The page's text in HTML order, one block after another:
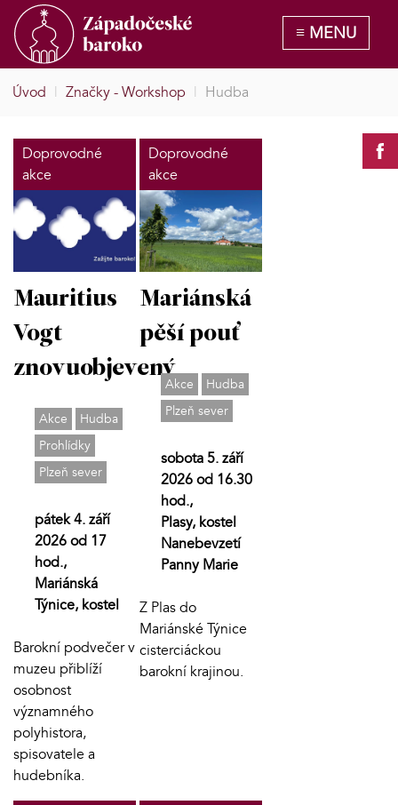
Úvod | Značky - Workshop | Hudba
Doprovodné
akce
Mauritius
Vogt
znovuobjevený
Akce
Hudba
Prohlídky
Plzeň sever
pátek 4. září
2026 od 17
hod.,
Mariánská
Týnice, kostel
Barokní podvečer v
muzeu přiblíží
osobnost
významného
polyhistora,
spisovatele a
hudebníka.
Doprovodné
akce
Mariánská
pěší pouť
Akce
Hudba
Plzeň sever
sobota 5. září
2026 od 16.30
hod.,
Plasy, kostel
Nanebevzetí
Panny Marie
Z Plas do
Mariánské Týnice
cisterciáckou
barokní krajinou.